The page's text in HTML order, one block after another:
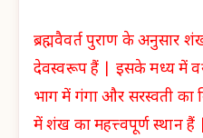
ब्रह्मवैवर्त पुराण के अनुसार
देवस्वरूप हैं | इसके मध्य में
भाग में गंगा और सरस्वती का
में शंख का महत्त्वपूर्ण स्थान